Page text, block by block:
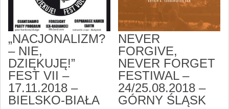
„NACJONALIZM?
– NIE,
DZIĘKUJĘ!”
FEST VII –
17.11.2018 –
BIELSKO-BIAŁA
NEVER
FORGIVE,
NEVER FORGET
FESTIWAL –
24/25.08.2018 –
GÓRNY ŚLĄSK